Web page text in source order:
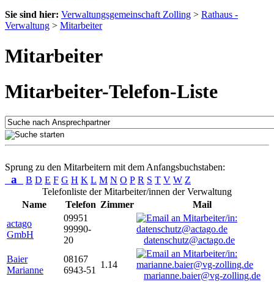
Sie sind hier: Verwaltungsgemeinschaft Zolling > Rathaus -
Verwaltung > Mitarbeiter
Mitarbeiter
Mitarbeiter-Telefon-Liste
Sprung zu den Mitarbeitern mit dem Anfangsbuchstaben:
a B D E F G H K L M N O P R S T V W Z
Telefonliste der Mitarbeiter/innen der Verwaltung
Name
Telefon Zimmer
Mail
actago
GmbH
09951
99990-
20
datenschutz@actago.de
Baier
Marianne
08167
6943-51
1.14
marianne.baier@vg-zolling.de